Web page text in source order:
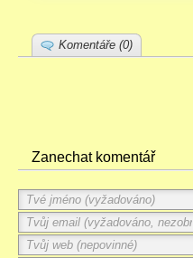
Komentáře (0)
Zanechat komentář